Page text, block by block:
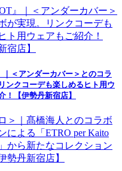
｜＜アンダーカバー＞とのコラ
ンクコーデも楽しめるヒト用ウ
！【伊勢丹新宿店】